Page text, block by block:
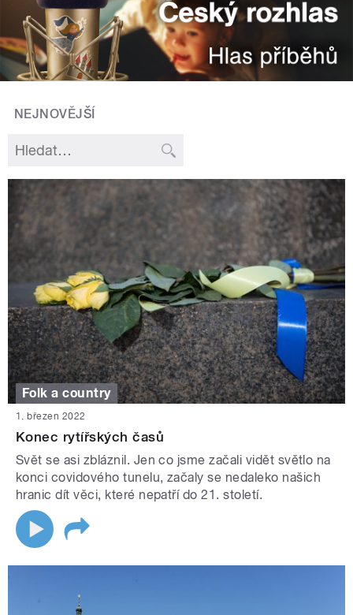
NEJNOVĚJŠÍ
Folk a country
1. březen 2022
Konec rytířských časů
Svět se asi zbláznil. Jen co jsme začali vidět světlo na
konci covidového tunelu, začaly se nedaleko našich
hranic dít věci, které nepatří do 21. století.